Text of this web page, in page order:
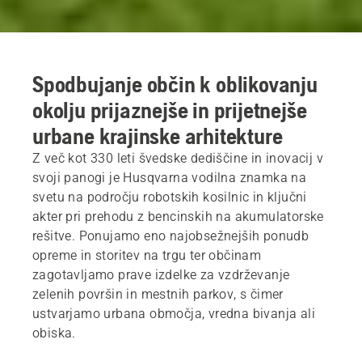
Spodbujanje občin k oblikovanju
okolju prijaznejše in prijetnejše
urbane krajinske arhitekture
Z več kot 330 leti švedske dediščine in inovacij v
svoji panogi je Husqvarna vodilna znamka na
svetu na področju robotskih kosilnic in ključni
akter pri prehodu z bencinskih na akumulatorske
rešitve. Ponujamo eno najobsežnejših ponudb
opreme in storitev na trgu ter občinam
zagotavljamo prave izdelke za vzdrževanje
zelenih površin in mestnih parkov, s čimer
ustvarjamo urbana območja, vredna bivanja ali
obiska.